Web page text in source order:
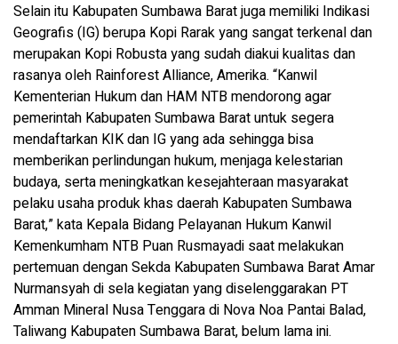
Selain itu Kabupaten Sumbawa Barat juga memiliki Indikasi
Geografis (IG) berupa Kopi Rarak yang sangat terkenal dan
merupakan Kopi Robusta yang sudah diakui kualitas dan
rasanya oleh Rainforest Alliance, Amerika. “Kanwil
Kementerian Hukum dan HAM NTB mendorong agar
pemerintah Kabupaten Sumbawa Barat untuk segera
mendaftarkan KIK dan IG yang ada sehingga bisa
memberikan perlindungan hukum, menjaga kelestarian
budaya, serta meningkatkan kesejahteraan masyarakat
pelaku usaha produk khas daerah Kabupaten Sumbawa
Barat,” kata Kepala Bidang Pelayanan Hukum Kanwil
Kemenkumham NTB Puan Rusmayadi saat melakukan
pertemuan dengan Sekda Kabupaten Sumbawa Barat Amar
Nurmansyah di sela kegiatan yang diselenggarakan PT
Amman Mineral Nusa Tenggara di Nova Noa Pantai Balad,
Taliwang Kabupaten Sumbawa Barat, belum lama ini.